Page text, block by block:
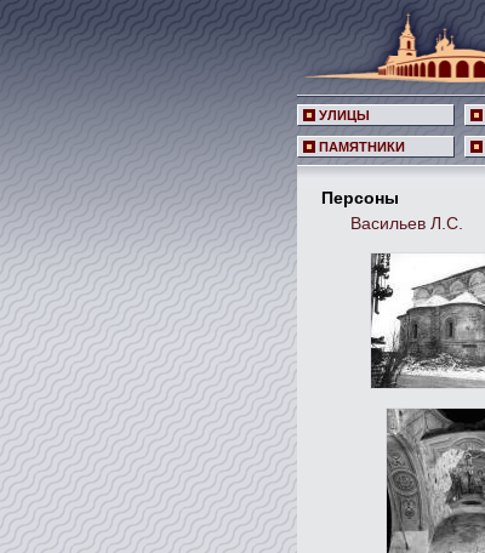
УЛИЦЫ
ПАМЯТНИКИ
Персоны
Васильев Л.С.